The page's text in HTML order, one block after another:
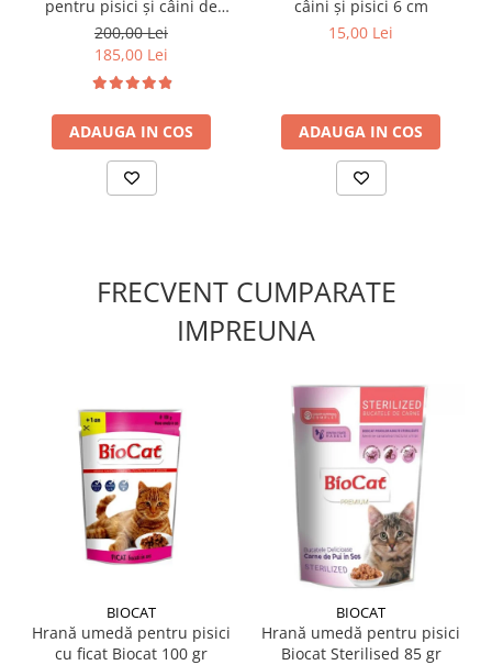
pentru pisici și câini de
talie mică 7 piese
200,00 Lei
185,00 Lei
ADAUGA IN COS
câini și pisici 6 cm
15,00 Lei
ADAUGA IN COS
FRECVENT CUMPARATE
IMPREUNA
BIOCAT
Hrană umedă pentru pisici
cu ficat Biocat 100 gr
BIOCAT
Hrană umedă pentru pisici
Biocat Sterilised 85 gr